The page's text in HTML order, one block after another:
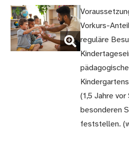
(Bild
vergrößern)
Vorkurs-
reguläre
(1,5 Jahre
besonderen
feststellen.